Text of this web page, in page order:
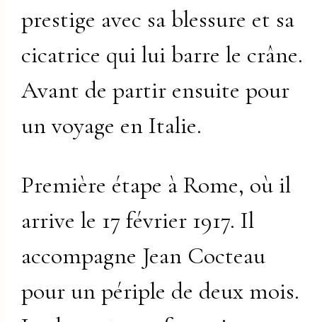
prestige avec sa blessure et sa
cicatrice qui lui barre le crâne.
Avant de partir ensuite pour
un voyage en Italie.
Première étape à Rome, où il
arrive le 17 février 1917. Il
accompagne Jean Cocteau
pour un périple de deux mois.